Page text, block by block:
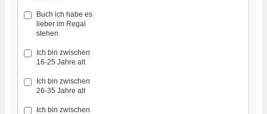
Buch ich habe es
lieber im Regal
stehen
Ich bin zwischen
16-25 Jahre alt
Ich bin zwischen
26-35 Jahre alt
Ich bin zwischen